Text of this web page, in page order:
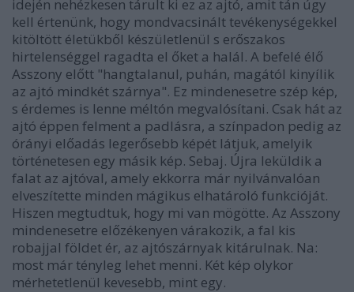
idején nehézkesen tárult ki ez az ajtó, amit tán úgy
kell értenünk, hogy mondvacsinált tevékenységekkel
kitöltött életükből készületlenül s erőszakos
hirtelenséggel ragadta el őket a halál. A befelé élő
Asszony előtt "hangtalanul, puhán, magától kinyílik
az ajtó mindkét szárnya". Ez mindenesetre szép kép,
s érdemes is lenne méltón megvalósítani. Csak hát az
ajtó éppen felment a padlásra, a színpadon pedig az
órányi előadás legerősebb képét látjuk, amelyik
történetesen egy másik kép. Sebaj. Újra leküldik a
falat az ajtóval, amely ekkorra már nyilvánvalóan
elveszítette minden mágikus elhatároló funkcióját.
Hiszen megtudtuk, hogy mi van mögötte. Az Asszony
mindenesetre előzékenyen várakozik, a fal kis
robajjal földet ér, az ajtószárnyak kitárulnak. Na:
most már tényleg lehet menni. Két kép olykor
mérhetetlenül kevesebb, mint egy.